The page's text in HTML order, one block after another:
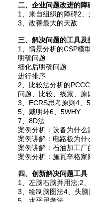
二、企业问题改进的障
1、来自组织的障碍2、
3、改善最大的天敌
三、解决问题的工具及
1、情景分析的CSP模
明确问题
细化后明确问题
进行排序
2、比较法分析的PCCC
问题、比较、线索、原
3、ECRS思考原则4、
5、戴明环6、5WHY
7、8D法
案例分析：设备为什么
案例讲解：电路板为什
案例讲解：石油加工厂
案例分析：施瓦辛格家
四、创新解决问题工具
1、左脑右脑并用法;2、
3、绘制脑图法4、头脑